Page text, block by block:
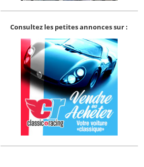
Consultez les petites annonces sur :